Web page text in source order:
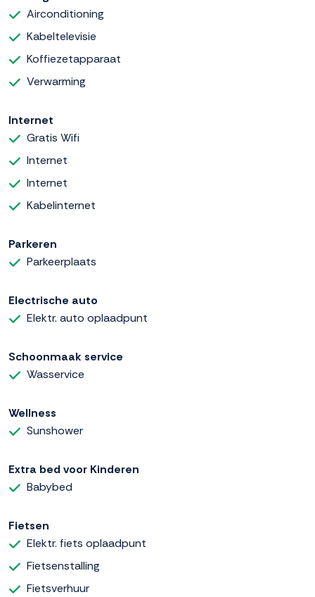
Airconditioning
Kabeltelevisie
Koffiezetapparaat
Verwarming
Internet
Gratis Wifi
Internet
Internet
Kabelinternet
Parkeren
Parkeerplaats
Electrische auto
Elektr. auto oplaadpunt
Schoonmaak service
Wasservice
Wellness
Sunshower
Extra bed voor Kinderen
Babybed
Fietsen
Elektr. fiets oplaadpunt
Fietsenstalling
Fietsverhuur